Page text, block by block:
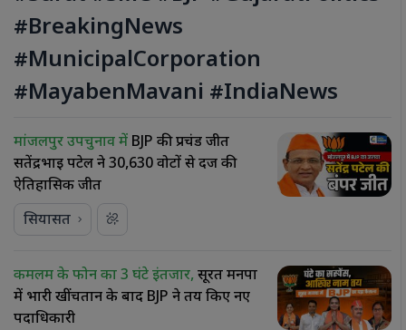
#BreakingNews
#MunicipalCorporation
#MayabenMavani #IndiaNews
मांजलपुर उपचुनाव में BJP की प्रचंड जीत
सतेंद्रभाई पटेल ने 30,630 वोटों से दर्ज की
ऐतिहासिक जीत
सियासत
कमलम के फोन का 3 घंटे इंतजार, सूरत मनपा
में भारी खींचतान के बाद BJP ने तय किए नए
पदाधिकारी